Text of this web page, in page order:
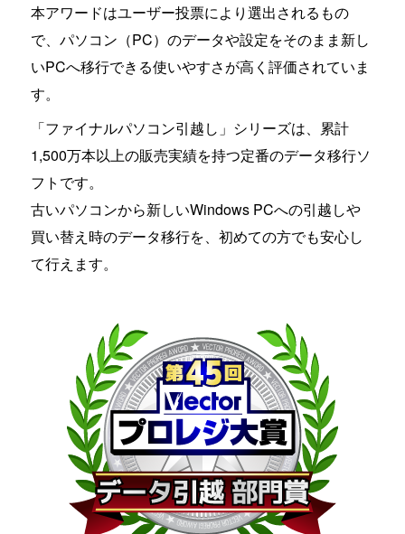
本アワードはユーザー投票により選出されるもの
で、パソコン（PC）のデータや設定をそのまま新し
いPCへ移行できる使いやすさが高く評価されていま
す。
「ファイナルパソコン引越し」シリーズは、累計
1,500万本以上の販売実績を持つ定番のデータ移行ソ
フトです。
古いパソコンから新しいWindows PCへの引越しや
買い替え時のデータ移行を、初めての方でも安心し
て行えます。